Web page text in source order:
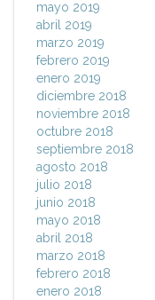
mayo 2019
abril 2019
marzo 2019
febrero 2019
enero 2019
diciembre 2018
noviembre 2018
octubre 2018
septiembre 2018
agosto 2018
julio 2018
junio 2018
mayo 2018
abril 2018
marzo 2018
febrero 2018
enero 2018